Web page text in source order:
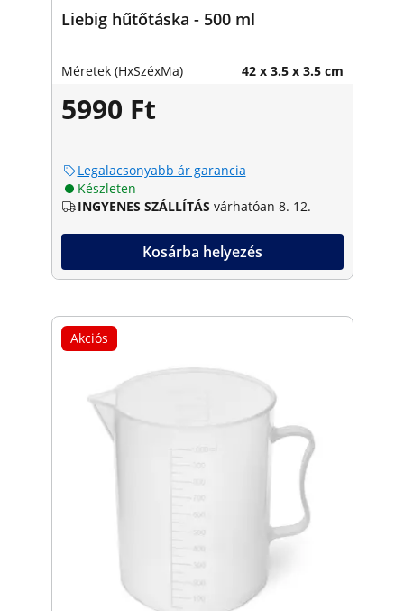
Liebig hűtőtáska - 500 ml
Méretek (HxSzéxMa) 42 x 3.5 x 3.5 cm
5990 Ft
Legalacsonyabb ár garancia
Készleten
INGYENES SZÁLLÍTÁS várhatóan 8. 12.
Kosárba helyezés
Akciós